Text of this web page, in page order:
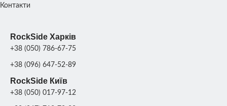
Контакти
RockSide Харків
+38 (050) 786-67-75
+38 (096) 647-52-89
RockSide Київ
+38 (050) 017-97-12